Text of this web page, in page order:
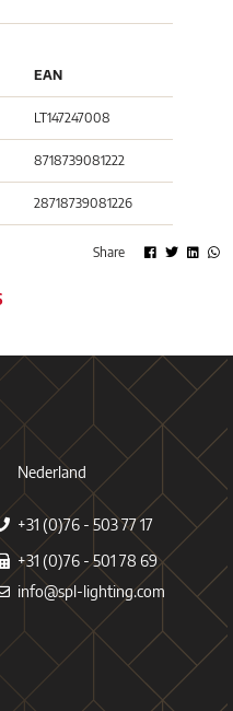
EAN
LT147247008
8718739081222
28718739081226
Share
Nederland
+31 (0)76 - 503 77 17
+31 (0)76 - 501 78 69
info@spl-lighting.com